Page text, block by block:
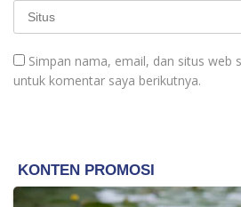
Simpan nama, email, dan situs web
untuk komentar saya berikutnya.